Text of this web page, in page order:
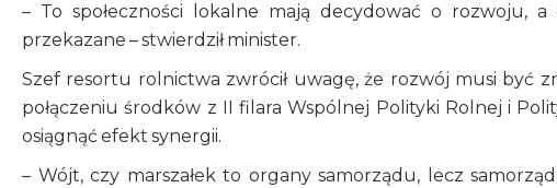
– To społeczności lokalne mają decydować o rozwoju,
przekazane – stwierdził minister.
Szef resortu rolnictwa zwrócił uwagę, że rozwój musi być
połączeniu środków z II filara Wspólnej Polityki Rolnej i
osiągnąć efekt synergii.
– Wójt, czy marszałek to organy samorządu, lecz